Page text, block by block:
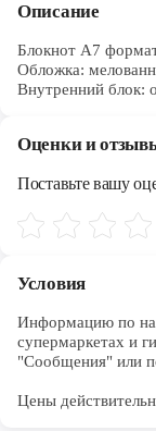
Описание
Блокнот А7
Обложка:
Внутренний блок:
блокнот с собой,
под рукой и
рубрикам.
Оценки и
Поставьте вашу
Условия
Информацию по
супермаркетах и
"Сообщения" или
Цены